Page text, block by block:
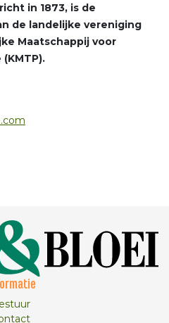
in 1873, is de
de landelijke vereniging
Maatschappij voor